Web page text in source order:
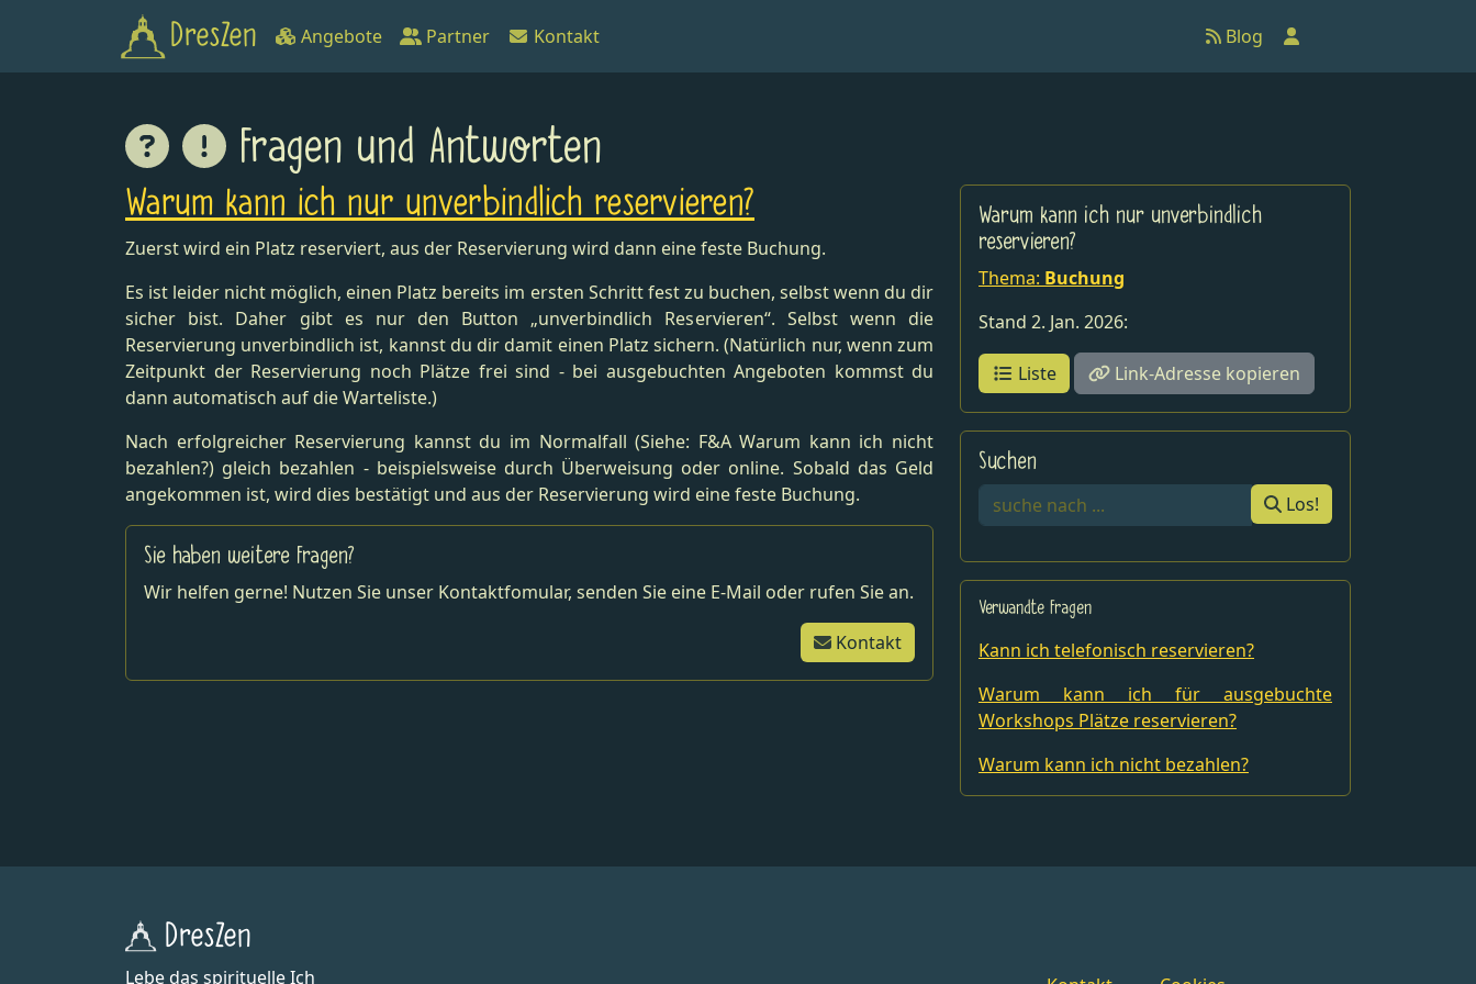
DresZen Angebote Partner Kontakt Blog
Fragen und Antworten
Warum kann ich nur unverbindlich reservieren?
Zuerst wird ein Platz reserviert, aus der Reservierung wird dann eine feste Buchung.
Es ist leider nicht möglich, einen Platz bereits im ersten Schritt fest zu buchen, selbst wenn du dir
sicher bist. Daher gibt es nur den Button „unverbindlich Reservieren“. Selbst wenn die
Reservierung unverbindlich ist, kannst du dir damit einen Platz sichern. (Natürlich nur, wenn zum
Zeitpunkt der Reservierung noch Plätze frei sind - bei ausgebuchten Angeboten kommst du
dann automatisch auf die Warteliste.)
Nach erfolgreicher Reservierung kannst du im Normalfall (Siehe: F&A Warum kann ich nicht
bezahlen?) gleich bezahlen - beispielsweise durch Überweisung oder online. Sobald das Geld
angekommen ist, wird dies bestätigt und aus der Reservierung wird eine feste Buchung.
Sie haben weitere Fragen?
Wir helfen gerne! Nutzen Sie unser Kontaktfomular, senden Sie eine E-Mail oder rufen Sie an.
Kontakt
Warum kann ich nur unverbindlich
reservieren?
Thema: Buchung
Stand 2. Jan. 2026:
Liste Link-Adresse kopieren
Suchen
Los!
Verwandte Fragen
Kann ich telefonisch reservieren?
Warum kann ich für ausgebuchte
Workshops Plätze reservieren?
Warum kann ich nicht bezahlen?
DresZen
Lebe das spirituelle Ich